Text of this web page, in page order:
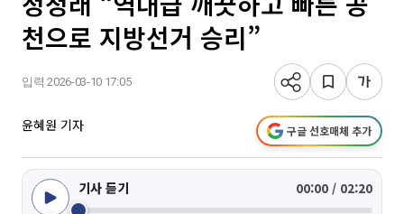
천으로 지방선거 승리”
입력 2026-03-10 17:05
윤혜원 기자 구글 선호매체 추가
기사 듣기 00:00 / 02:20